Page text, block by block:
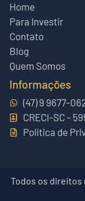
Home
Para Investir
Contato
Blog
Quem Somos
Informações
(47) 9 9677-
CRECI-SC -
Política de
Todos os